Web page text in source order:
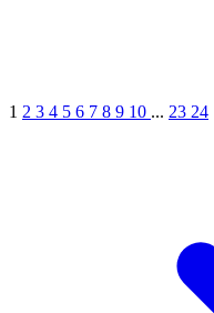
1 2 3 4 5 6 7 8 9 10 ... 23 24